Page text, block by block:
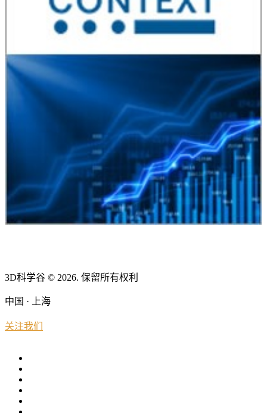
3D科学谷 © 2026. 保留所有权利
中国 · 上海
关注我们